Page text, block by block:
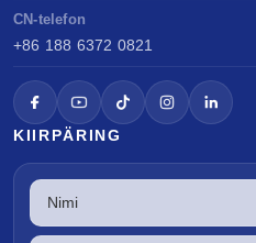
CN-telefon
+86 188 6372 0821
KIIRPÄRING